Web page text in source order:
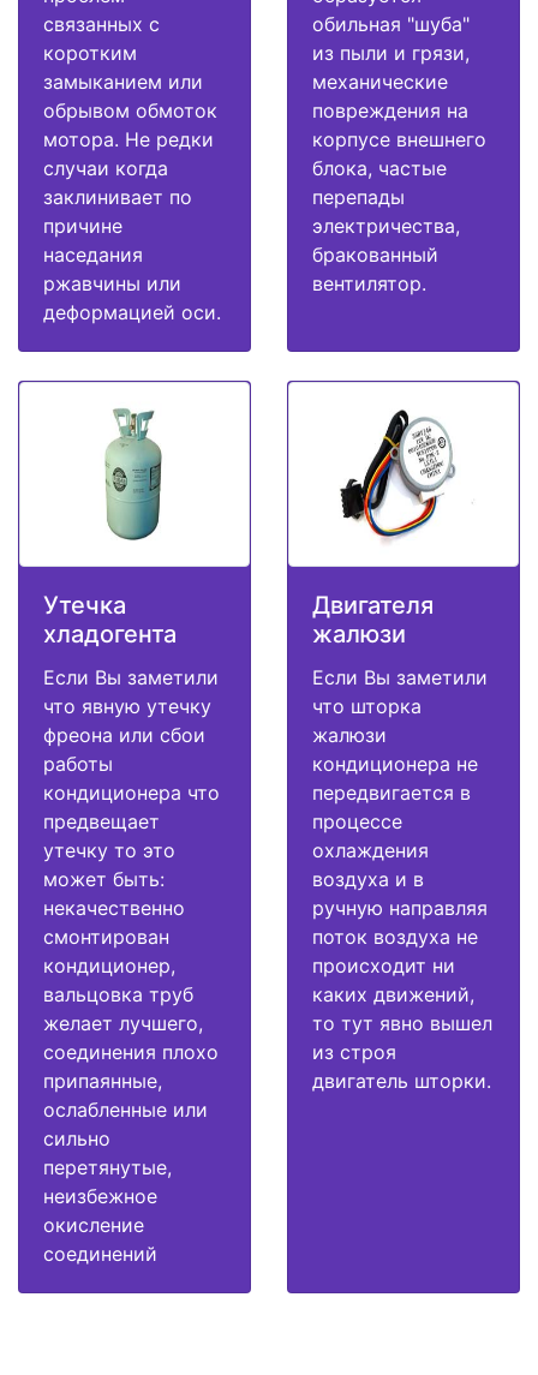
связанных с
коротким
замыканием или
обрывом обмоток
мотора. Не редки
случаи когда
заклинивает по
причине
наседания
ржавчины или
деформацией оси.
обильная "шуба"
из пыли и грязи,
механические
повреждения на
корпусе внешнего
блока, частые
перепады
электричества,
бракованный
вентилятор.
Утечка
хладогента
Если Вы заметили
что явную утечку
фреона или сбои
работы
кондиционера что
предвещает
утечку то это
может быть:
некачественно
смонтирован
кондиционер,
вальцовка труб
желает лучшего,
соединения плохо
припаянные,
ослабленные или
сильно
перетянутые,
неизбежное
окисление
соединений
Двигателя
жалюзи
Если Вы заметили
что шторка
жалюзи
кондиционера не
передвигается в
процессе
охлаждения
воздуха и в
ручную направляя
поток воздуха не
происходит ни
каких движений,
то тут явно вышел
из строя
двигатель шторки.